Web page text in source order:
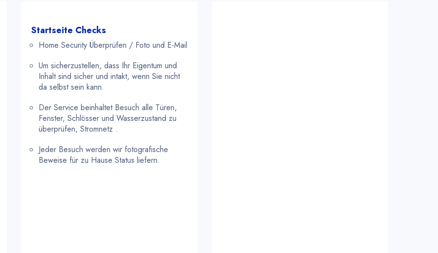
Startseite Checks
Home Security Überprüfen / Foto und E-Mail
Um sicherzustellen, dass Ihr Eigentum und
Inhalt sind sicher und intakt, wenn Sie nicht
da selbst sein kann.
Der Service beinhaltet Besuch alle Türen,
Fenster, Schlösser und Wasserzustand zu
überprüfen, Stromnetz .
Jeder Besuch werden wir fotografische
Beweise für zu Hause Status liefern.